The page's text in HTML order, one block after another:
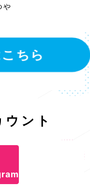
や
ちら
ント